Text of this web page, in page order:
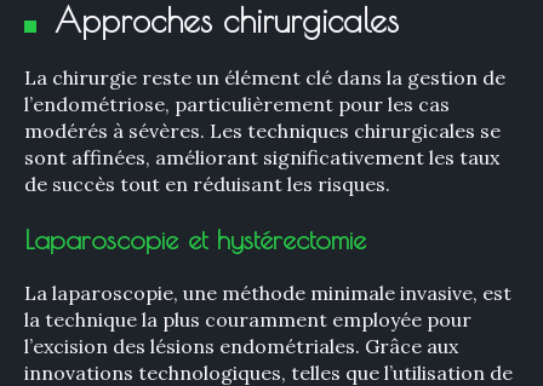
Approches chirurgicales
La chirurgie reste un élément clé dans la gestion de
l’endométriose, particulièrement pour les cas
modérés à sévères. Les techniques chirurgicales se
sont affinées, améliorant significativement les taux
de succès tout en réduisant les risques.
Laparoscopie et hystérectomie
La laparoscopie, une méthode minimale invasive, est
la technique la plus couramment employée pour
l’excision des lésions endométriales. Grâce aux
innovations technologiques, telles que l’utilisation de
×